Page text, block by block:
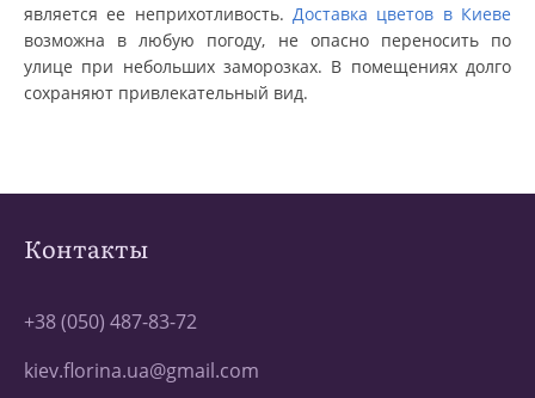
является ее неприхотливость. Доставка цветов в Киеве
возможна в любую погоду, не опасно переносить по
улице при небольших заморозках. В помещениях долго
сохраняют привлекательный вид.
Контакты
+38 (050) 487-83-72
kiev.florina.ua@gmail.com